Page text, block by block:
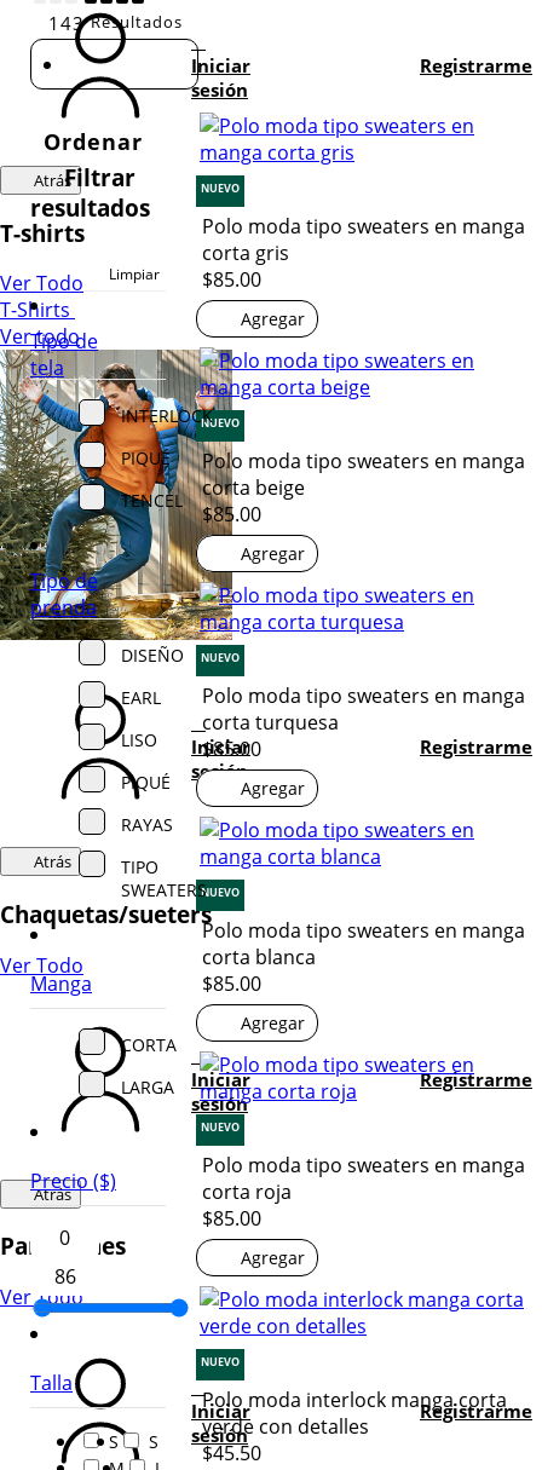
Iniciar
sesión
Registrarme
Atrás
T-shirts
Ver Todo
T-Shirts
Ver todo
Iniciar
sesión
Registrarme
Atrás
Chaquetas/sueters
Ver Todo
Iniciar
sesión
Registrarme
Atrás
Pantalones
Ver Todo
Iniciar
sesión
Registrarme
143Resultados
Ordenar
Filtrar
resultados
Limpiar
Tipo de
tela
INTERLOCK
PIQUÉ
TENCEL
Tipo de
prenda
DISEÑO
EARL
LISO
PIQUÉ
RAYAS
TIPO
SWEATERS
Manga
CORTA
LARGA
Precio ($)
Talla
S
S
NUEVO
Polo moda tipo sweaters en manga
corta gris
$85.00
Agregar
NUEVO
Polo moda tipo sweaters en manga
corta beige
$85.00
Agregar
NUEVO
Polo moda tipo sweaters en manga
corta turquesa
$85.00
Agregar
NUEVO
Polo moda tipo sweaters en manga
corta blanca
$85.00
Agregar
NUEVO
Polo moda tipo sweaters en manga
corta roja
$85.00
Agregar
NUEVO
Polo moda interlock manga corta
verde con detalles
$45.50